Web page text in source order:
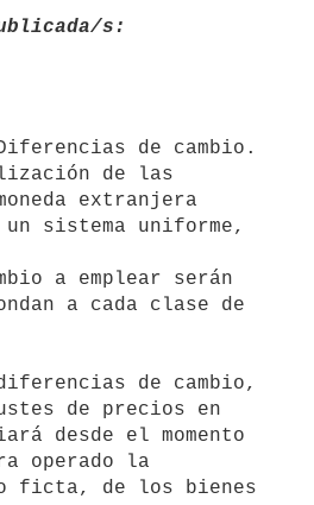
s:
de las
extranjera
sistema uniforme,
a emplear serán
a cada clase de
de precios en
desde el momento
operado la
ficta, de los bienes